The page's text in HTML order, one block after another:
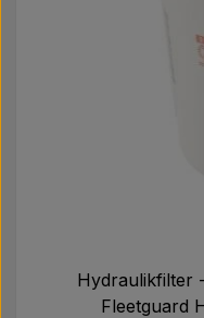
Hydraulikfilter
Fleetguard